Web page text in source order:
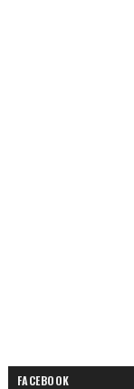
FACEBOOK